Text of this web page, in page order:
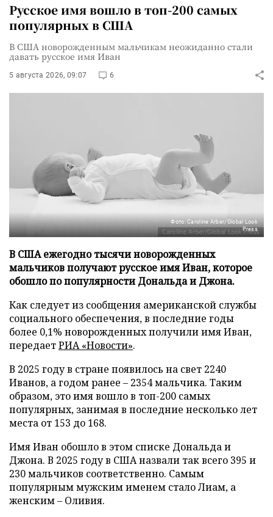
Русское имя вошло в топ-200 самых
популярных в США
В США новорожденным мальчикам неожиданно стали
давать русское имя Иван
5 августа 2026, 09:07 6
Фото: Caroline Arber/Global Look
Press
В США ежегодно тысячи новорожденных
мальчиков получают русское имя Иван, которое
обошло по популярности Дональда и Джона.
Как следует из сообщения американской службы
социального обеспечения, в последние годы
более 0,1% новорожденных получили имя Иван,
передаетРИА «Новости».
В 2025 году в стране появилось на свет 2240
Иванов, а годом ранее – 2354 мальчика. Таким
образом, это имя вошло в топ-200 самых
популярных, занимая в последние несколько лет
места от 153 до 168.
Имя Иван обошло в этом списке Дональда и
Джона. В 2025 году в США назвали так всего 395 и
230 мальчиков соответственно. Самым
популярным мужским именем стало Лиам, а
женским – Оливия.